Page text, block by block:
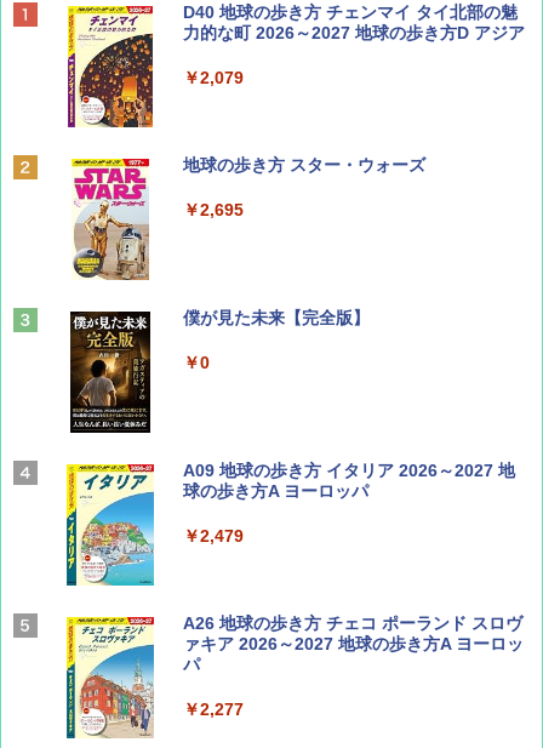
BE-PAL(ビ-パル) 2026年 9 月号【特別付録:
SOTO ミニマル"旅"財布 ランダム2種】
￥1,500
ディズニーファン ２０２６年 ９月号 [雑
山と溪谷 2026年8月号「南アルプス大全」
￥1,540
Coyote No.89 特集 星野道夫 夢見る旅
AIRLINE（エアライン）2026年9月号【特
集】ボーイング110周年を祝して！
D40 地球の歩き方 チェンマイ タイ北部の魅
力的な町 2026～2027 地球の歩き方D アジア
￥2,079
地球の歩き方 スター・ウォーズ
￥2,695
僕が見た未来【完全版】
￥0
A09 地球の歩き方 イタリア 2026～2027 地
球の歩き方A ヨーロッパ
￥2,479
A26 地球の歩き方 チェコ ポーランド スロヴ
ァキア 2026～2027 地球の歩き方A ヨーロッ
パ
￥2,277